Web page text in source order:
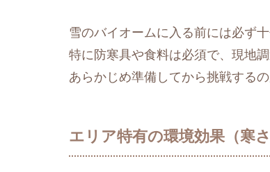
雪のバイオームに入る前には必ず
特に防寒具や食料は必須で、現地
あらかじめ準備してから挑戦する
エリア特有の環境効果（寒